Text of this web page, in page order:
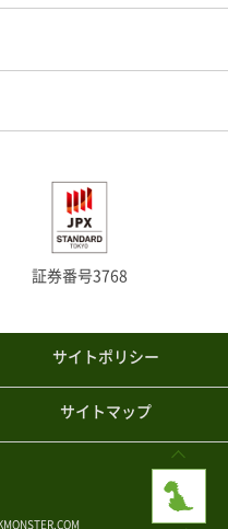
証券番号3768
サイトポリシー
サイトマップ